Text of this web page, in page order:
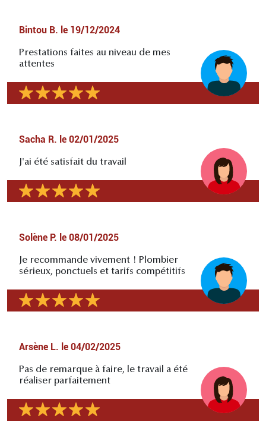
Bintou B. le 19/12/2024
Prestations faites au niveau de mes
attentes
Sacha R. le 02/01/2025
J'ai été satisfait du travail
Solène P. le 08/01/2025
Je recommande vivement ! Plombier
sérieux, ponctuels et tarifs compétitifs
Arsène L. le 04/02/2025
Pas de remarque à faire, le travail a été
réaliser parfaitement